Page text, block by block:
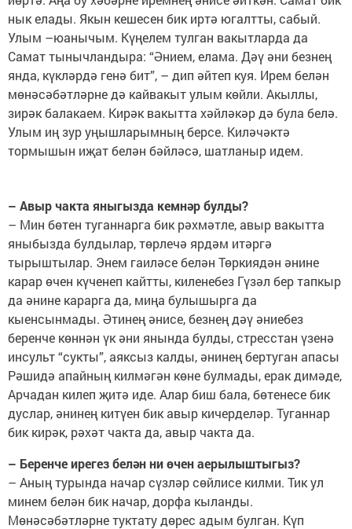
нык елады. Якын кешесен бик иртә югалтты, сабый.
Улым –юанычым. Күңелем тулган вакытларда да
Самат тынычландыра: “Әнием, елама. Дәү әни безнең
янда, күкләрдә генә бит”, – дип әйтеп куя. Ирем белән
мөнәсәбәтләрне дә кайвакыт улым көйли. Акыллы,
зирәк балакаем. Кирәк вакытта хәйләкәр дә була белә.
Улым иң зур уңышларымның берсе. Киләчәктә
тормышын иҗат белән бәйләсә, шатланыр идем.
– Авыр чакта яныгызда кемнәр булды?
– Мин бөтен туганнарга бик рәхмәтле, авыр вакытта
яныбызда булдылар, төрлечә ярдәм итәргә
тырыштылар. Энем гаиләсе белән Төркиядән әнине
карар өчен күченеп кайтты, киленебез Гүзәл бер тапкыр
да әнине карарга да, миңа булышырга да
кыенсынмады. Әтинең әнисе, безнең дәү әниебез
беренче көннән үк әни янында булды, стресстан үзенә
инсульт “сукты”, аяксыз калды, әнинең бертуган апасы
Рәшидә апайның килмәгән көне булмады, ерак димәде,
Арчадан килеп җитә иде. Алар биш бала, бөтенесе бик
дуслар, әнинең китүен бик авыр кичерделәр. Туганнар
бик кирәк, рәхәт чакта да, авыр чакта да.
– Беренче ирегез белән ни өчен аерылыштыгыз?
– Аның турында начар сүзләр сөйлисе килми. Тик ул
минем белән бик начар, дорфа кыланды.
Мөнәсәбәтләрне туктату дөрес адым булган. Күп